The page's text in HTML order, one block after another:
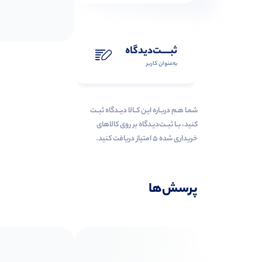
ثبـــــت‌دیدگاه
به‌عنوان کاربر
شمـا هـم دربـاره ایـن کــالا دیــدگاه ثبــت
کنید، بــا ثبــت‌دیـدگاه بر روی کالاهای
خریداری شده ۵ امتیاز دریافت کنید.
پرسش‌ها